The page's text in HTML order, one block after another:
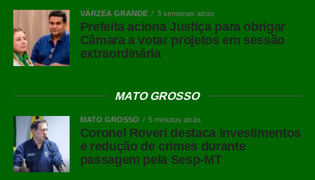
VÁRZEA GRANDE 3 semanas atrás
Prefeita aciona Justiça para obrigar
Câmara a votar projetos em sessão
extraordinária
MATO GROSSO
MATO GROSSO 5 minutos atrás
Coronel Roveri destaca investimentos
e redução de crimes durante
passagem pela Sesp-MT